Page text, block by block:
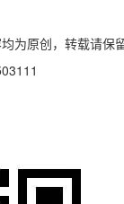
为原创，转载请保